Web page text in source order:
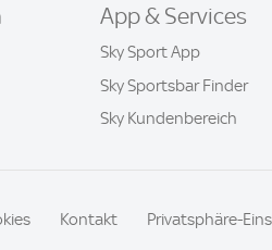
App & Services
Sky Sport App
Sky Sportsbar Finder
Sky Kundenbereich
Kontakt Privatsphäre-